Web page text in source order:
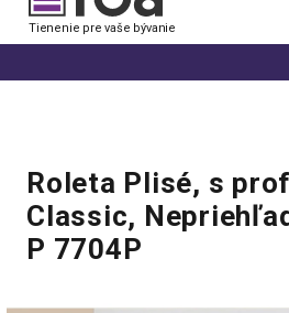
Roleta Plisé, s
Classic,
P 7704P